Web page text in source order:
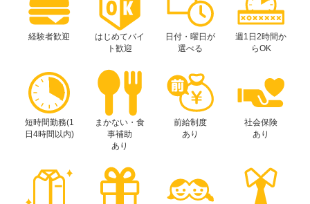
経験者歓迎
はじめてバイ
ト歓迎
日付・曜日が
選べる
週1日2時間か
らOK
短時間勤務(1
日4時間以内)
まかない・食
事補助
あり
前給制度
あり
社会保険
あり